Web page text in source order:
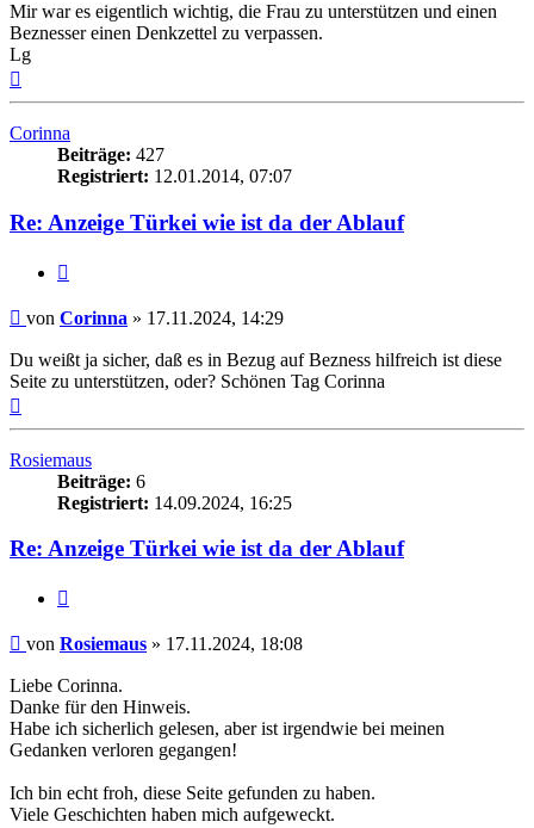
Mir war es eigentlich wichtig, die Frau zu unterstützen und einen
Beznesser einen Denkzettel zu verpassen.
Lg
Corinna
Beiträge: 427
Registriert: 12.01.2014, 07:07
Re: Anzeige Türkei wie ist da der Ablauf
Beitrag
von Corinna » 17.11.2024, 14:29
Du weißt ja sicher, daß es in Bezug auf Bezness hilfreich ist diese
Seite zu unterstützen, oder? Schönen Tag Corinna
Rosiemaus
Beiträge: 6
Registriert: 14.09.2024, 16:25
Re: Anzeige Türkei wie ist da der Ablauf
Beitrag
von Rosiemaus » 17.11.2024, 18:08
Liebe Corinna.
Danke für den Hinweis.
Habe ich sicherlich gelesen, aber ist irgendwie bei meinen
Gedanken verloren gegangen!
Ich bin echt froh, diese Seite gefunden zu haben.
Viele Geschichten haben mich aufgeweckt.